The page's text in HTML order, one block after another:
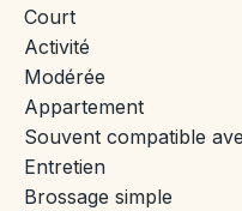
Court
Activité
Modérée
Appartement
Souvent compatible
Entretien
Brossage simple